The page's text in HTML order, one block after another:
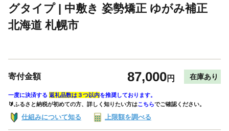
グタイプ | 中敷き 姿勢矯正 ゆがみ補正
北海道 札幌市
寄付金額 87,000円 在庫あり
一度に決済する 返礼品数は３つ以内を推奨しております。
🔰ふるさと納税が初めての方、詳しく知りたい方はこちらでご確認ください。
仕組みについて知る 上限額を調べる